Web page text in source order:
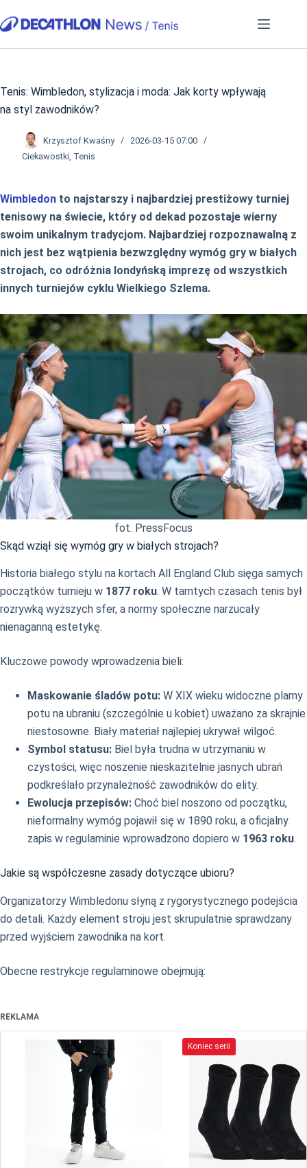
do
Tenis: Wimbledon, stylizacja i moda: Jak korty wpływają
na styl zawodników?
Krzysztof Kwaśny
2026-03-15 07:00
Ciekawostki, Tenis
Wimbledon to najstarszy i najbardziej prestiżowy turniej
tenisowy na świecie, który od dekad pozostaje wierny
swoim unikalnym tradycjom. Najbardziej rozpoznawalną z
nich jest bez wątpienia bezwzględny wymóg gry w białych
strojach, co odróżnia londyńską imprezę od wszystkich
innych turniejów cyklu Wielkiego Szlema.
fot. PressFocus
Skąd wziął się wymóg gry w białych strojach?
Historia białego stylu na kortach All England Club sięga samych
początków turnieju w 1877 roku. W tamtych czasach tenis był
rozrywką wyższych sfer, a normy społeczne narzucały
nienaganną estetykę.
Kluczowe powody wprowadzenia bieli:
Maskowanie śladów potu: W XIX wieku widoczne plamy
potu na ubraniu (szczególnie u kobiet) uważano za skrajnie
niestosowne. Biały materiał najlepiej ukrywał wilgoć.
Symbol statusu: Biel była trudna w utrzymaniu w
czystości, więc noszenie nieskazitelnie jasnych ubrań
podkreślało przynależność zawodników do elity.
Ewolucja przepisów: Choć biel noszono od początku,
nieformalny wymóg pojawił się w 1890 roku, a oficjalny
zapis w regulaminie wprowadzono dopiero w 1963 roku.
Jakie są współczesne zasady dotyczące ubioru?
Organizatorzy Wimbledonu słyną z rygorystycznego podejścia
do detali. Każdy element stroju jest skrupulatnie sprawdzany
przed wyjściem zawodnika na kort.
Obecne restrykcje regulaminowe obejmują:
REKLAMA
Koniec serii